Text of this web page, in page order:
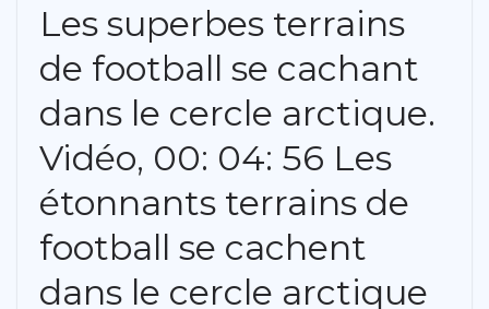
Les superbes terrains
de football se cachant
dans le cercle arctique.
Vidéo, 00: 04: 56 Les
étonnants terrains de
football se cachent
dans le cercle arctique